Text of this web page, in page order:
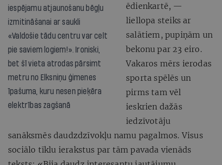
iespējamu atjaunošanu bēgļu
izmitināšanai ar saukli
«Valdošie tādu centru var celt
pie saviem logiem!». Ironiski,
bet šī vieta atrodas pārsimt
metru no Elksniņu ģimenes
īpašuma, kuru nesen pieķēra
elektrības zagšanā
ēdienkartē, —
liellopa steiks ar
salātiem, pupiņām un
bekonu par 23 eiro.
Vakaros mērs ierodas
sporta spēlēs un
pirms tam vēl
ieskrien dažās
iedzīvotāju
sanāksmēs daudzdzīvokļu namu pagalmos. Visus
sociālo tīklu ierakstus par tām pavada vienāds